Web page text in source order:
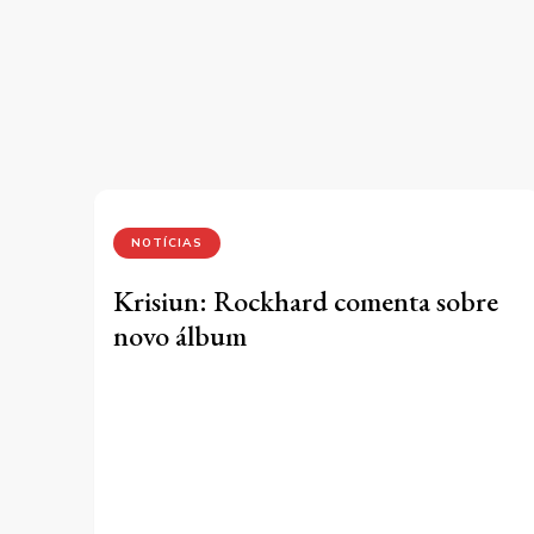
NOTÍCIAS
Krisiun: Rockhard comenta sobre
novo álbum